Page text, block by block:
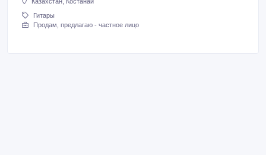
Казахстан, Костанай
Гитары
Продам, предлагаю - частное лицо